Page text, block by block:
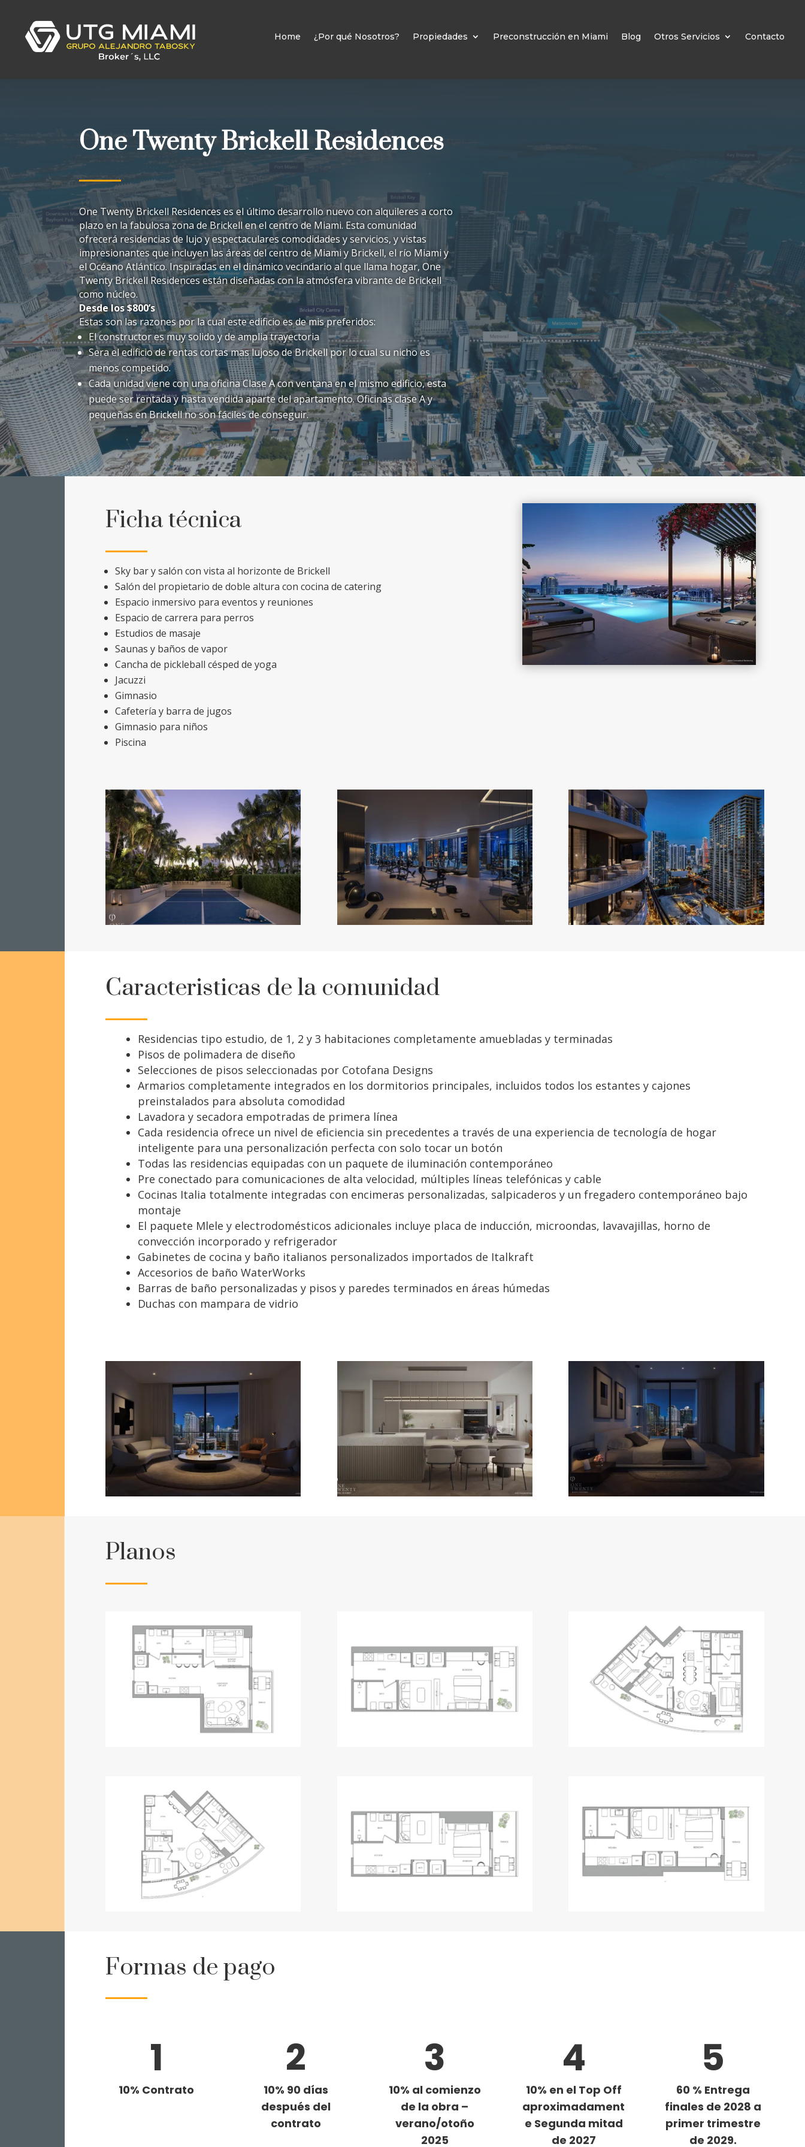
Home ¿Por qué Nosotros? Propiedades Preconstrucción en Miami Blog Otros Servicios Contacto
One Twenty Brickell Residences
One Twenty Brickell Residences es el último desarrollo nuevo con alquileres a corto
plazo en la fabulosa zona de Brickell en el centro de Miami. Esta comunidad
ofrecerá residencias de lujo y espectaculares comodidades y servicios, y vistas
impresionantes que incluyen las áreas del centro de Miami y Brickell, el río Miami y
el Océano Atlántico. Inspiradas en el dinámico vecindario al que llama hogar, One
Twenty Brickell Residences están diseñadas con la atmósfera vibrante de Brickell
como núcleo.
Desde los $800’s
Estas son las razones por la cual este edificio es de mis preferidos:
El constructor es muy solido y de amplia trayectoria
Sera el edificio de rentas cortas mas lujoso de Brickell por lo cual su nicho es
menos competido.
Cada unidad viene con una oficina Clase A con ventana en el mismo edificio, esta
puede ser rentada y hasta vendida aparte del apartamento. Oficinas clase A y
pequeñas en Brickell no son fáciles de conseguir.
Ficha técnica
Sky bar y salón con vista al horizonte de Brickell
Salón del propietario de doble altura con cocina de catering
Espacio inmersivo para eventos y reuniones
Espacio de carrera para perros
Estudios de masaje
Saunas y baños de vapor
Cancha de pickleball césped de yoga
Jacuzzi
Gimnasio
Cafetería y barra de jugos
Gimnasio para niños
Piscina
Caracteristicas de la comunidad
Residencias tipo estudio, de 1, 2 y 3 habitaciones completamente amuebladas y terminadas
Pisos de polimadera de diseño
Selecciones de pisos seleccionadas por Cotofana Designs
Armarios completamente integrados en los dormitorios principales, incluidos todos los estantes y cajones
preinstalados para absoluta comodidad
Lavadora y secadora empotradas de primera línea
Cada residencia ofrece un nivel de eficiencia sin precedentes a través de una experiencia de tecnología de hogar
inteligente para una personalización perfecta con solo tocar un botón
Todas las residencias equipadas con un paquete de iluminación contemporáneo
Pre conectado para comunicaciones de alta velocidad, múltiples líneas telefónicas y cable
Cocinas Italia totalmente integradas con encimeras personalizadas, salpicaderos y un fregadero contemporáneo bajo
montaje
El paquete Mlele y electrodomésticos adicionales incluye placa de inducción, microondas, lavavajillas, horno de
convección incorporado y refrigerador
Gabinetes de cocina y baño italianos personalizados importados de Italkraft
Accesorios de baño WaterWorks
Barras de baño personalizadas y pisos y paredes terminados en áreas húmedas
Duchas con mampara de vidrio
Planos
Formas de pago
1
10% Contrato
2
10% 90 días
después del
contrato
3
10% al comienzo
de la obra –
verano/otoño
2025
4
10% en el Top Off
aproximadament
e Segunda mitad
de 2027
5
60 % Entrega
finales de 2028 a
primer trimestre
de 2029.